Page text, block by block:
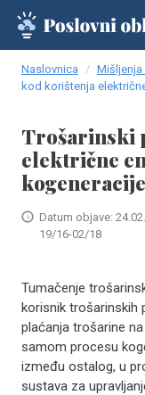
Naslovnica Mišljenja
kod korištenja
Trošarinski
električne
kogeneracije
Datum objave:
19/16-02/18
Tumačenje
korisnik trošarinskih
plaćanja trošarine
samom procesu
između ostalog, u
sustava za